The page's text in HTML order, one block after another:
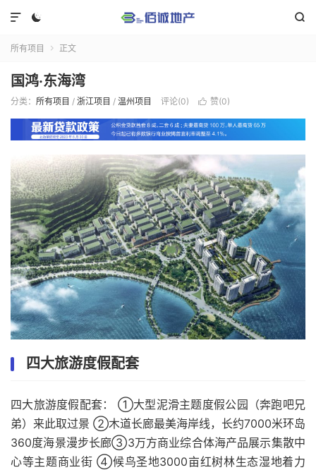
 

所有项目  正文
国鸿·东海湾
分类： 所有项目 / 浙江项目 / 温州项目 评论(0)  赞(0)
四大旅游度假配套
四大旅游度假配套： ①大型泥滑主题度假公园（奔跑吧兄
弟）来此取过景 ②木道长廊最美海岸线，长约7000米环岛
360度海景漫步长廊③3万方商业综合体海产品展示集散中
心等主题商业街 ④候鸟圣地3000亩红树林生态湿地着力